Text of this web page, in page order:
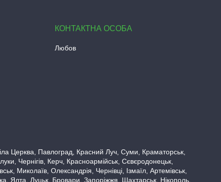
Любов
Церква, Павлоград, Красний Луч, Суми, Краматорськ,
Чернігів, Керч, Красноармійськ, Сєвєродонецьк,
Миколаїв, Олександрія, Чернівці, Ізмаїл, Артемівськ,
Ялта, Луцьк, Бровари, Запоріжжя, Шахтарськ, Нікополь,